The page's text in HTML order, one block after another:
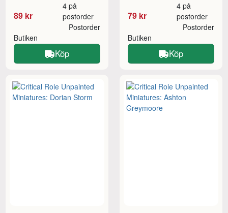
89 kr
4 på
postorder
Butiken
Postorder
Köp
79 kr
4 på
postorder
Butiken
Postorder
Köp